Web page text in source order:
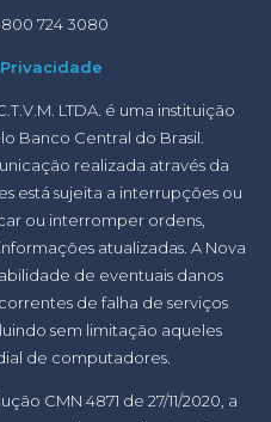
724 3080
LTDA. é uma instituição
Banco Central do Brasil.
realizada através da
está sujeita a interrupções ou
ou interromper ordens,
atualizadas. A Nova
de eventuais danos
de falha de serviços
sem limitação aqueles
de computadores.
CMN 4871 de 27/11/2020, a